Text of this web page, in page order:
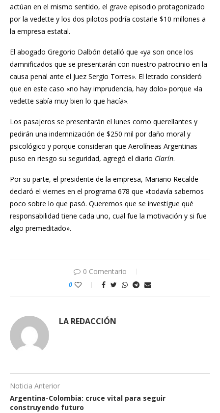
actúan en el mismo sentido, el grave episodio protagonizado
por la vedette y los dos pilotos podría costarle $10 millones a
la empresa estatal.
El abogado Gregorio Dalbón detalló que «ya son once los
damnificados que se presentarán con nuestro patrocinio en la
causa penal ante el Juez Sergio Torres». El letrado consideró
que en este caso «no hay imprudencia, hay dolo» porque «la
vedette sabía muy bien lo que hacía».
Los pasajeros se presentarán el lunes como querellantes y
pedirán una indemnización de $250 mil por daño moral y
psicológico y porque consideran que Aerolíneas Argentinas
puso en riesgo su seguridad, agregó el diario Clarín.
Por su parte, el presidente de la empresa, Mariano Recalde
declaró el viernes en el programa 678 que «todavía sabemos
poco sobre lo que pasó. Queremos que se investigue qué
responsabilidad tiene cada uno, cual fue la motivación y si fue
algo premeditado».
0 Comentario
0
LA REDACCIÓN
Noticia Anterior
Argentina-Colombia: cruce vital para seguir
construyendo futuro